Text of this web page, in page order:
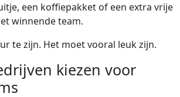
een koffiepakket of een extra vrije
winnende team.
te zijn. Het moet vooral leuk zijn.
kiezen voor